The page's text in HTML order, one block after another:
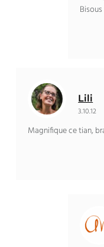
Bisous
Lili
3.10.12
Magnifique ce tian,